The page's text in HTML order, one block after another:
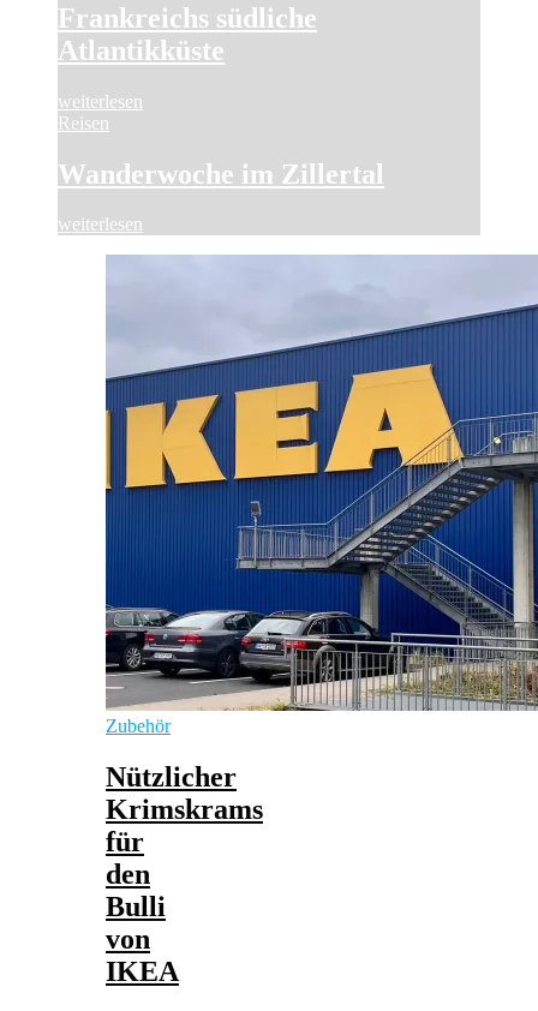
Frankreichs südliche
Atlantikküste
weiterlesen
Reisen
Wanderwoche im Zillertal
weiterlesen
Zubehör
Nützlicher
Krimskrams
für
den
Bulli
von
IKEA